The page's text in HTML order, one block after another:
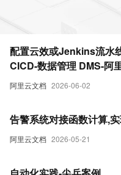
阿里云文档 2026-06-02
配置云效或Jenkins流水
CICD-数据管理 DMS-阿
阿里云文档 2026-05-21
告警系统对接函数计算,